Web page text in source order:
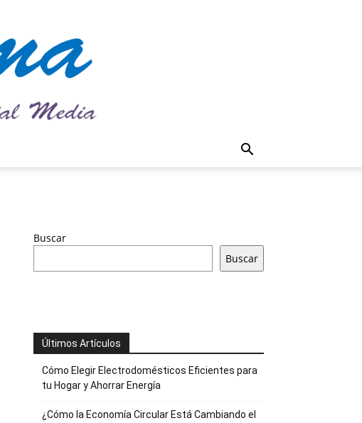
Buscar
Buscar
Últimos Artículos
Cómo Elegir Electrodomésticos Eficientes para
tu Hogar y Ahorrar Energía
¿Cómo la Economía Circular Está Cambiando el